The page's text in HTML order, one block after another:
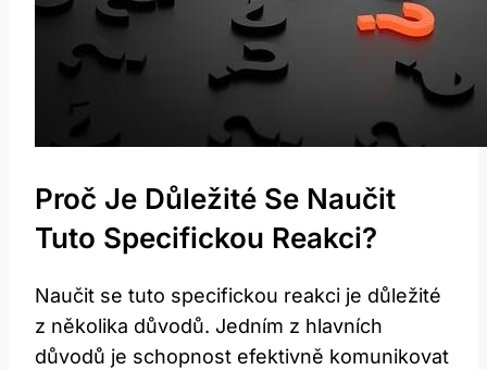
Proč Je Důležité Se‌ Naučit
Tuto Specifickou Reakci?
Naučit se ‌tuto specifickou reakci je ⁣důležité
z několika ‌důvodů. Jedním‍ z hlavních
důvodů ⁤je schopnost efektivně komunikovat